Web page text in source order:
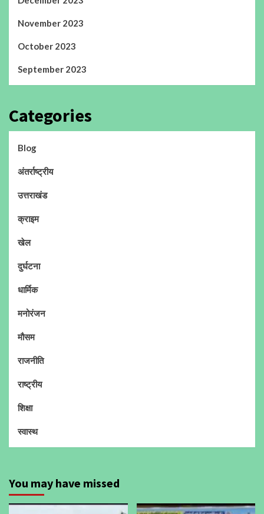
November 2023
October 2023
September 2023
Categories
Blog
अंतर्राष्ट्रीय
उत्तराखंड
क्राइम
खेल
दुर्घटना
धार्मिक
मनोरंजन
मौसम
राजनीति
राष्ट्रीय
शिक्षा
स्वास्थ
You may have missed